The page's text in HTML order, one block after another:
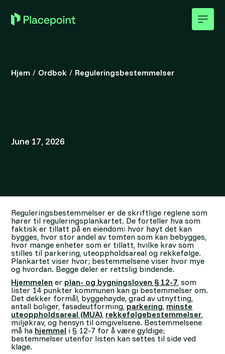
Hjem / Ordbok / Reguleringsbestemmelser
June 17, 2026
Reguleringsbestemmelser er de skriftlige reglene som
hører til reguleringsplankartet. De forteller hva som
faktisk er tillatt på en eiendom: hvor høyt det kan
bygges, hvor stor andel av tomten som kan bebygges,
hvor mange enheter som er tillatt, hvilke krav som
stilles til parkering, uteoppholdsareal og rekkefølge.
Plankartet viser hvor; bestemmelsene viser hvor mye
og hvordan. Begge deler er rettslig bindende.
Hjemmelen er plan- og bygningsloven § 12-7, som
lister 14 punkter kommunen kan gi bestemmelser om.
Det dekker formål, byggehøyde, grad av utnytting,
antall boliger, fasadeutforming, parkering, minste
uteoppholdsareal (MUA), rekkefølgebestemmelser,
miljøkrav, og hensyn til omgivelsene. Bestemmelsene
må ha hjemmel i § 12-7 for å være gyldige;
bestemmelser utenfor listen kan settes til side ved
klage.